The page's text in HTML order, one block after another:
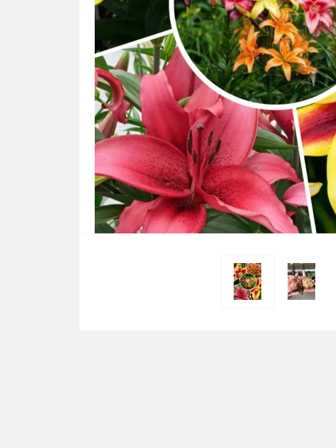
Микс АОА лилий (5 шт. в
упаковке)
540.28 грн. 486.25 грн.
+
730.45 грн.
-20.00 грн.
710.45 грн.